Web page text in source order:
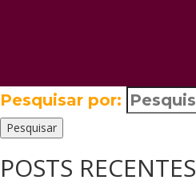
Pesquisar por:
Pesquisar
POSTS RECENTES